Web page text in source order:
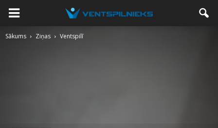
Sākums Ziņas Ventspilī